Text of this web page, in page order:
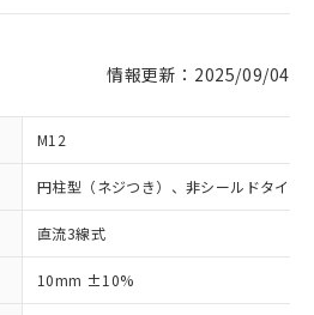
情報更新：2025/09/04
M12
円柱型（ネジつき）、非シールドタイプ
直流3線式
10mm ±10%